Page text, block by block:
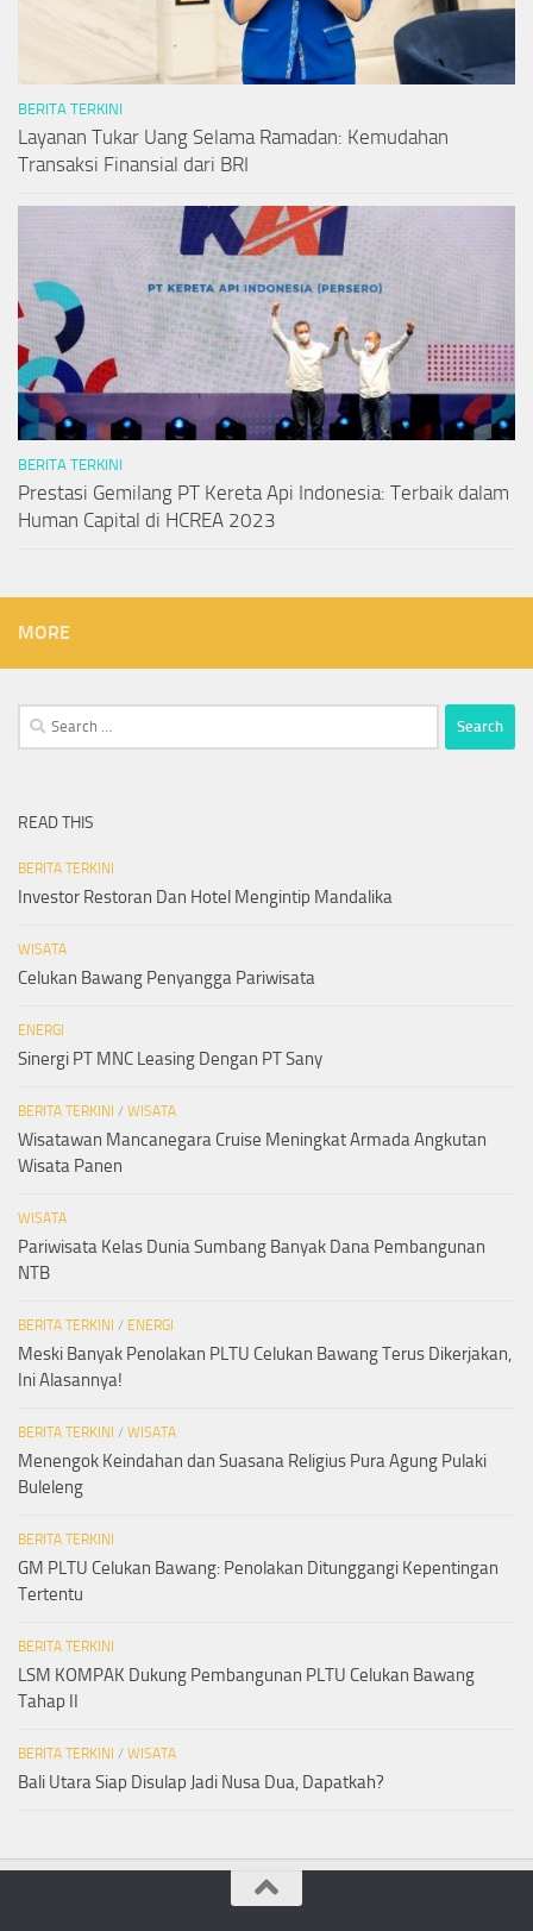
BERITA TERKINI
Layanan Tukar Uang Selama Ramadan: Kemudahan
Transaksi Finansial dari BRI
BERITA TERKINI
Prestasi Gemilang PT Kereta Api Indonesia: Terbaik dalam
Human Capital di HCREA 2023
MORE
Search
for:
READ THIS
BERITA TERKINI
Investor Restoran Dan Hotel Mengintip Mandalika
WISATA
Celukan Bawang Penyangga Pariwisata
ENERGI
Sinergi PT MNC Leasing Dengan PT Sany
BERITA TERKINI / WISATA
Wisatawan Mancanegara Cruise Meningkat Armada Angkutan
Wisata Panen
WISATA
Pariwisata Kelas Dunia Sumbang Banyak Dana Pembangunan
NTB
BERITA TERKINI / ENERGI
Meski Banyak Penolakan PLTU Celukan Bawang Terus Dikerjakan,
Ini Alasannya!
BERITA TERKINI / WISATA
Menengok Keindahan dan Suasana Religius Pura Agung Pulaki
Buleleng
BERITA TERKINI
GM PLTU Celukan Bawang: Penolakan Ditunggangi Kepentingan
Tertentu
BERITA TERKINI
LSM KOMPAK Dukung Pembangunan PLTU Celukan Bawang
Tahap II
BERITA TERKINI / WISATA
Bali Utara Siap Disulap Jadi Nusa Dua, Dapatkah?